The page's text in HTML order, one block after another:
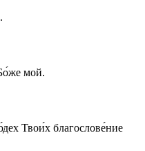
мой.
Твои́х благослове́ние